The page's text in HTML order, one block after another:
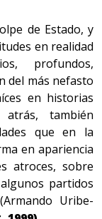
de Estado, y
en realidad
profundos,
del más nefasto
en historias
también
que en la
en apariencia
atroces, sobre
partidos
Uribe-